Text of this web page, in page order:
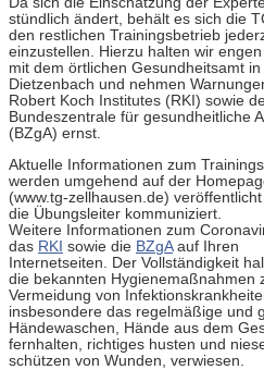
stündlich ändert, behält es sich die
den restlichen Trainingsbetrieb
einzustellen. Hierzu halten wir
mit dem örtlichen Gesundheitsamt in
Dietzenbach und nehmen
Robert Koch Institutes (RKI) sowie
Bundeszentrale für gesundheitliche
(BZgA) ernst.
Aktuelle Informationen zum
werden umgehend auf der
(www.tg-zellhausen.de)
die Übungsleiter kommuniziert.
Weitere Informationen zum
das RKI sowie die BZgAauf Ihren
Internetseiten. Der Vollständigkeit
die bekannten Hygienemaßnahmen
Vermeidung von
insbesondere das regelmäßige und
Händewaschen, Hände aus dem
fernhalten, richtiges husten und
schützen von Wunden, verwiesen.